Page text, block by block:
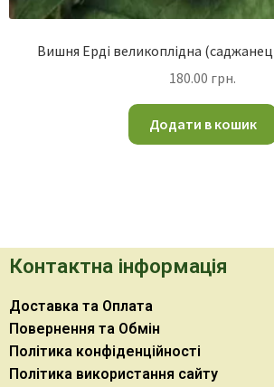
Вишня Ерді великоплідна
180.00 грн.
Додати в кошик
Контактна інформація
Доставка та Оплата
Повернення та Обмін
Політика конфіденційності
Політика використання сайту